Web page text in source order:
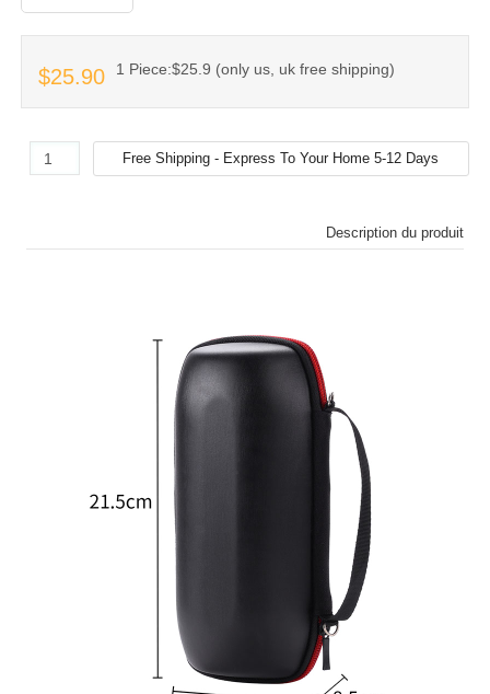
$25.90 1 Piece:$25.9 (only us, uk free shipping)
Description du produit